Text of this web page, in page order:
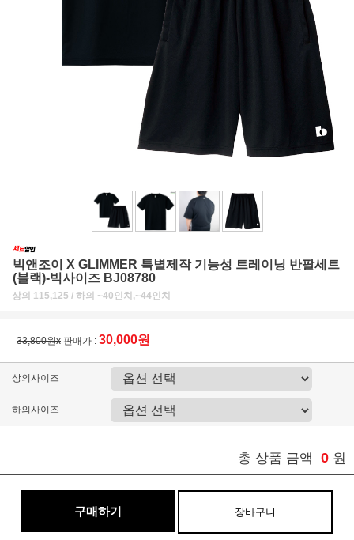
빅앤조이 X GLIMMER 특별제작 기능성 트레이닝 반팔세트
(블랙)-빅사이즈 BJ08780
상의 115,125 / 하의 ~40인치,~44인치
33,800원x 판매가 : 30,000원
상의사이즈
하의사이즈
총 상품 금액 0 원
구매하기 장바구니